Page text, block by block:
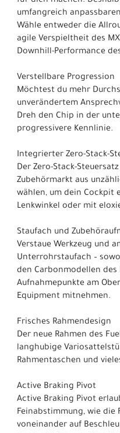
umfangreich
Wähle entweder die
agile Verspieltheit des
Downhill-Performance
Verstellbare Progression
Möchtest du mehr
unverändertem
Dreh den Chip in der
progressivere Kennlinie.
Integrierter Zero-Stack-
Der Zero-Stack-
Zubehörmarkt aus
wählen, um dein Cockpit
Lenkwinkel oder mit
Staufach und
Verstaue Werkzeug und
Unterrohrstaufach –
den Carbonmodellen
Aufnahmepunkte am
Equipment mitnehmen.
Frisches Rahmendesign
Der neue Rahmen des
langhubige
Rahmentaschen und
Active Braking Pivot
Active Braking Pivot
Feinabstimmung, wie die
voneinander auf